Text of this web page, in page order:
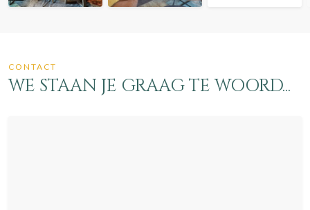
CONTACT
WE STAAN JE GRAAG TE WOORD...